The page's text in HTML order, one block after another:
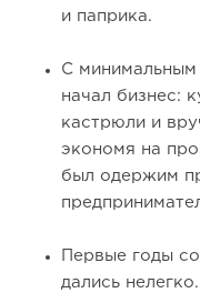
и паприка.
С
начал бизнес:
кастрюли и
экономя на
был одержим
Первые годы
дались